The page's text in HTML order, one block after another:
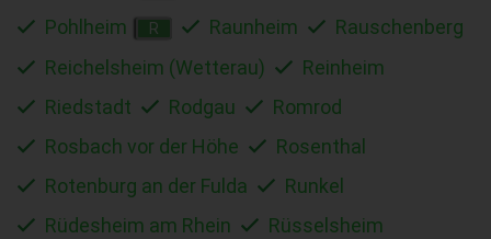
Pohlheim
R Raunheim
Rauschenberg
Reichelsheim (Wetterau)
Reinheim
Riedstadt
Rodgau
Romrod
Rosbach vor der Höhe
Rosenthal
Rotenburg an der Fulda
Runkel
Rüdesheim am Rhein
Rüsselsheim